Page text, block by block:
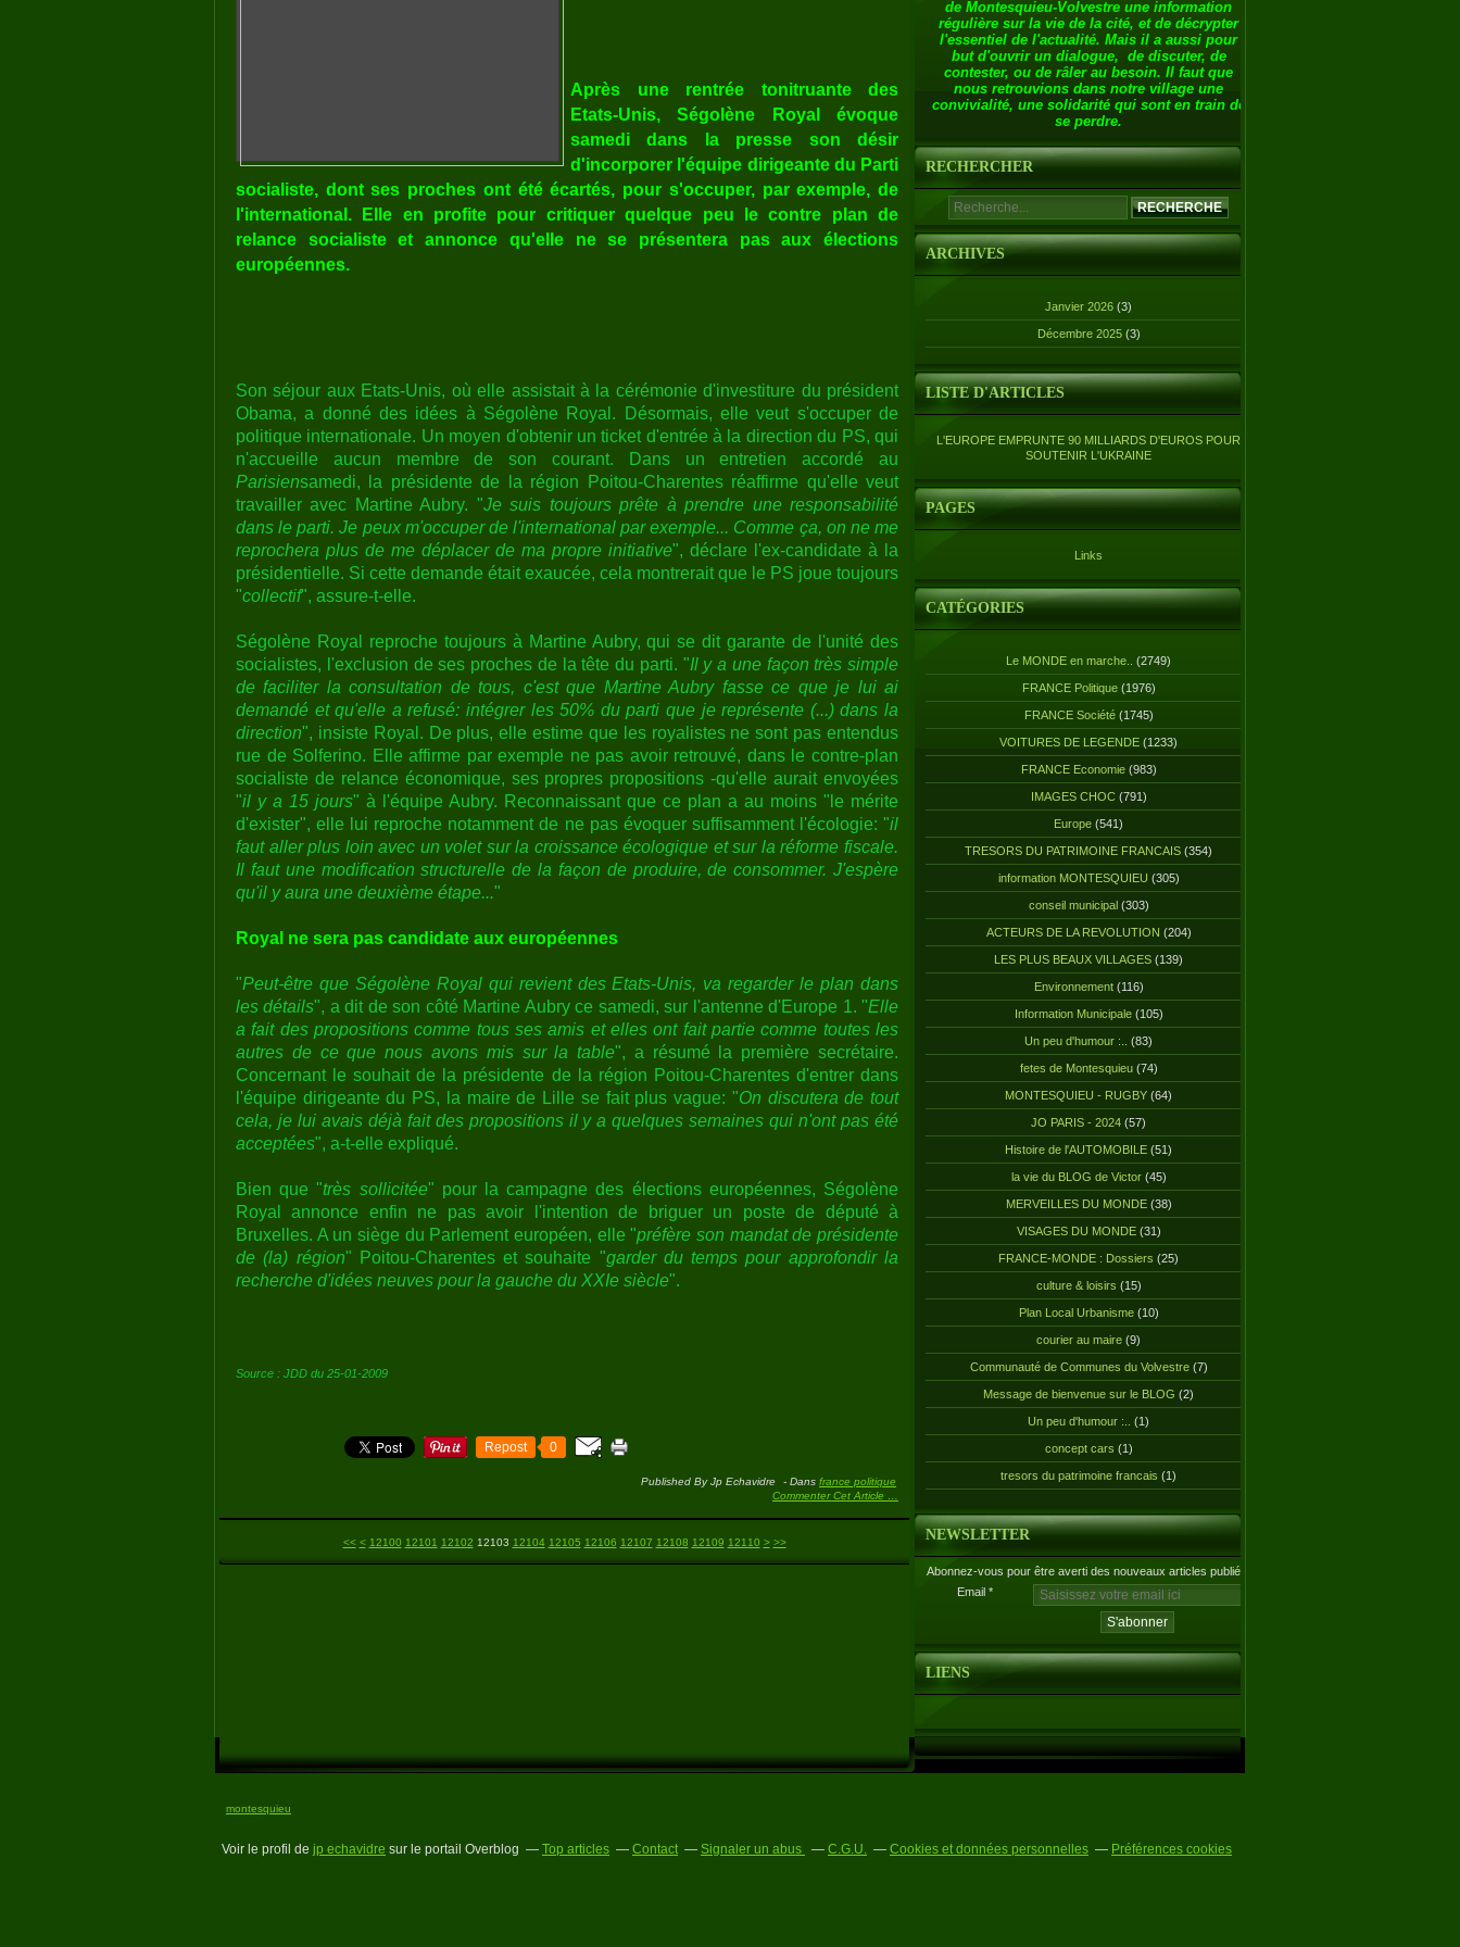
Après une rentrée tonitruante des
Etats-Unis, Ségolène Royal évoque
samedi dans la presse son désir
d'incorporer l'équipe dirigeante du Parti
socialiste, dont ses proches ont été écartés, pour s'occuper, par exemple, de
l'international. Elle en profite pour critiquer quelque peu le contre plan de
relance socialiste et annonce qu'elle ne se présentera pas aux élections
européennes.
Son séjour aux Etats-Unis, où elle assistait à la cérémonie d'investiture du président
Obama, a donné des idées à Ségolène Royal. Désormais, elle veut s'occuper de
politique internationale. Un moyen d'obtenir un ticket d'entrée à la direction du PS, qui
n'accueille aucun membre de son courant. Dans un entretien accordé au
Parisiensamedi, la présidente de la région Poitou-Charentes réaffirme qu'elle veut
travailler avec Martine Aubry. "Je suis toujours prête à prendre une responsabilité
dans le parti. Je peux m'occuper de l'international par exemple... Comme ça, on ne me
reprochera plus de me déplacer de ma propre initiative", déclare l'ex-candidate à la
présidentielle. Si cette demande était exaucée, cela montrerait que le PS joue toujours
"collectif", assure-t-elle.
Ségolène Royal reproche toujours à Martine Aubry, qui se dit garante de l'unité des
socialistes, l'exclusion de ses proches de la tête du parti. "Il y a une façon très simple
de faciliter la consultation de tous, c'est que Martine Aubry fasse ce que je lui ai
demandé et qu'elle a refusé: intégrer les 50% du parti que je représente (...) dans la
direction", insiste Royal. De plus, elle estime que les royalistes ne sont pas entendus
rue de Solferino. Elle affirme par exemple ne pas avoir retrouvé, dans le contre-plan
socialiste de relance économique, ses propres propositions -qu'elle aurait envoyées
"il y a 15 jours" à l'équipe Aubry. Reconnaissant que ce plan a au moins "le mérite
d'exister", elle lui reproche notamment de ne pas évoquer suffisamment l'écologie: "il
faut aller plus loin avec un volet sur la croissance écologique et sur la réforme fiscale.
Il faut une modification structurelle de la façon de produire, de consommer. J'espère
qu'il y aura une deuxième étape..."
Royal ne sera pas candidate aux européennes
"Peut-être que Ségolène Royal qui revient des Etats-Unis, va regarder le plan dans
les détails", a dit de son côté Martine Aubry ce samedi, sur l'antenne d'Europe 1. "Elle
a fait des propositions comme tous ses amis et elles ont fait partie comme toutes les
autres de ce que nous avons mis sur la table", a résumé la première secrétaire.
Concernant le souhait de la présidente de la région Poitou-Charentes d'entrer dans
l'équipe dirigeante du PS, la maire de Lille se fait plus vague: "On discutera de tout
cela, je lui avais déjà fait des propositions il y a quelques semaines qui n'ont pas été
acceptées", a-t-elle expliqué.
Bien que "très sollicitée" pour la campagne des élections européennes, Ségolène
Royal annonce enfin ne pas avoir l'intention de briguer un poste de député à
Bruxelles. A un siège du Parlement européen, elle "préfère son mandat de présidente
de (la) région" Poitou-Charentes et souhaite "garder du temps pour approfondir la
recherche d'idées neuves pour la gauche du XXIe siècle".
Source : JDD du 25-01-2009
Repost 0
Published By Jp Echavidre - Dans france politique
Commenter Cet Article
<< < 12100 12101 12102 12103 12104 12105 12106 12107 12108 12109 12110 12120
12130
12140
12150
12160
12170
12180
12190
12200
12300
> >>
de Montesquieu-Volvestre une information
régulière sur la vie de la cité, et de décrypter
l'essentiel de l'actualité. Mais il a aussi pour
but d'ouvrir un dialogue, de discuter, de
contester, ou de râler au besoin. Il faut que
nous retrouvions dans notre village une
convivialité, une solidarité qui sont en train de
se perdre.
RECHERCHER
ARCHIVES
Janvier 2026 (3)
Décembre 2025 (3)
LISTE D'ARTICLES
L'EUROPE EMPRUNTE 90 MILLIARDS D'EUROS POUR
SOUTENIR L'UKRAINE
PAGES
Links
CATÉGORIES
Le MONDE en marche.. (2749)
FRANCE Politique(1976)
FRANCE Société(1745)
VOITURES DE LEGENDE (1233)
FRANCE Economie(983)
IMAGES CHOC(791)
Europe (541)
TRESORS DU PATRIMOINE FRANCAIS (354)
information MONTESQUIEU (305)
conseil municipal(303)
ACTEURS DE LA REVOLUTION (204)
LES PLUS BEAUX VILLAGES (139)
Environnement(116)
Information Municipale(105)
Un peu d'humour :.. (83)
fetes de Montesquieu(74)
MONTESQUIEU - RUGBY (64)
JO PARIS - 2024 (57)
Histoire de l'AUTOMOBILE (51)
la vie du BLOG de Victor(45)
MERVEILLES DU MONDE(38)
VISAGES DU MONDE(31)
FRANCE-MONDE : Dossiers (25)
culture & loisirs (15)
Plan Local Urbanisme(10)
courier au maire (9)
Communauté de Communes du Volvestre(7)
Message de bienvenue sur le BLOG (2)
Un peu d'humour :.. (1)
concept cars (1)
tresors du patrimoine francais (1)
NEWSLETTER
Abonnez-vous pour être averti des nouveaux articles publiés.
Email
LIENS
montesquieu
Voir le profil de jp echavidre sur le portail Overblog Top articles Contact Signaler un abus C.G.U. Cookies et données personnelles Préférences cookies